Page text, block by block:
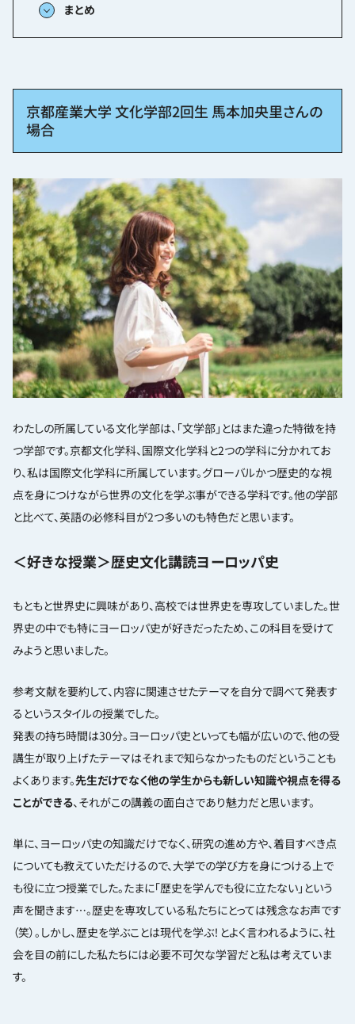
まとめ
京都産業大学 文化学部2回生 馬本加央里さんの
場合
わたしの所属している文化学部は、「文学部」とはまた違った特徴を持
つ学部です。京都文化学科、国際文化学科と2つの学科に分かれてお
り、私は国際文化学科に所属しています。グローバルかつ歴史的な視
点を身につけながら世界の文化を学ぶ事ができる学科です。他の学部
と比べて、英語の必修科目が2つ多いのも特色だと思います。
＜好きな授業＞歴史文化講読ヨーロッパ史
もともと世界史に興味があり、高校では世界史を専攻していました。世
界史の中でも特にヨーロッパ史が好きだったため、この科目を受けて
みようと思いました。
参考文献を要約して、内容に関連させたテーマを自分で調べて発表す
るというスタイルの授業でした。
発表の持ち時間は30分。ヨーロッパ史といっても幅が広いので、他の受
講生が取り上げたテーマはそれまで知らなかったものだということも
よくあります。先生だけでなく他の学生からも新しい知識や視点を得る
ことができる、それがこの講義の面白さであり魅力だと思います。
単に、ヨーロッパ史の知識だけでなく、研究の進め方や、着目すべき点
についても教えていただけるので、大学での学び方を身につける上で
も役に立つ授業でした。たまに「歴史を学んでも役に立たない」という
声を聞きます…。歴史を専攻している私たちにとっては残念なお声です
（笑）。しかし、歴史を学ぶことは現代を学ぶ！とよく言われるように、社
会を目の前にした私たちには必要不可欠な学習だと私は考えていま
す。